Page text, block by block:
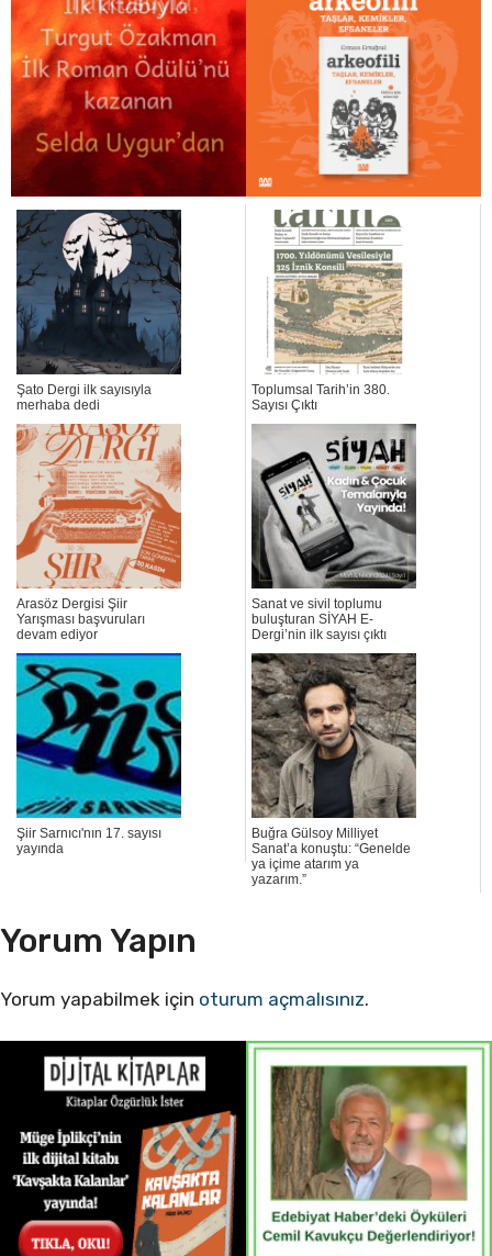
Şato Dergi ilk sayısıyla
merhaba dedi
Toplumsal Tarih’in 380.
Sayısı Çıktı
Arasöz Dergisi Şiir
Yarışması başvuruları
devam ediyor
Sanat ve sivil toplumu
buluşturan SİYAH E-
Dergi’nin ilk sayısı çıktı
Şiir Sarnıcı'nın 17. sayısı
yayında
Buğra Gülsoy Milliyet
Sanat’a konuştu: “Genelde
ya içime atarım ya
yazarım.”
Yorum Yapın
Yorum yapabilmek için oturum açmalısınız.